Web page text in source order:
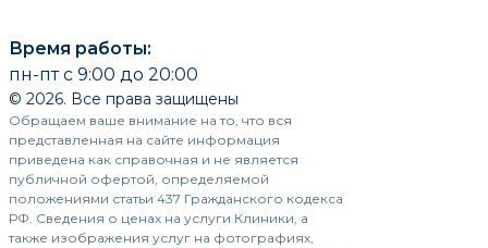
Время работы:
пн-пт с 9:00 до 20:00
© 2026. Все права защищены
Обращаем ваше внимание на то, что вся
представленная на сайте информация
приведена как справочная и не является
публичной офертой, определяемой
положениями статьи 437 Гражданского кодекса
РФ. Сведения о ценах на услуги Клиники, а
также изображения услуг на фотографиях,